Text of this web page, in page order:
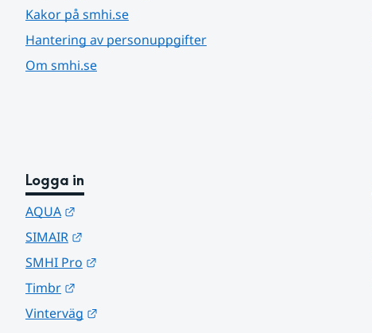
Kakor på smhi.se
Hantering av personuppgifter
Om smhi.se
Logga in
AQUA
SIMAIR
SMHI Pro
Timbr
Vinterväg